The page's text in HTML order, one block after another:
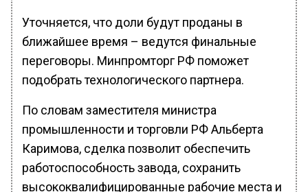
Уточняется, что доли будут проданы в
ближайшее время – ведутся финальные
переговоры. Минпромторг РФ поможет
подобрать технологического партнера.
По словам заместителя министра
промышленности и торговли РФ Альберта
Каримова, сделка позволит обеспечить
работоспособность завода, сохранить
высококвалифицированные рабочие места и